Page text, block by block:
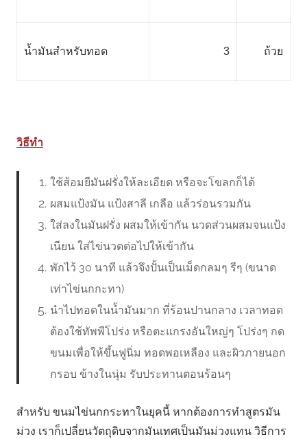
น้ำมันสำหรับทอด 3 ถ้วย
วิธีทำ
ใช้ส้อมยีมันฝรั่งให้ละเอียด หรือจะโขลกก็ได้
ผสมแป้งมัน แป้งสาลี เกลือ แล้วร่อนรวมกัน
ใส่ลงในมันฝรั่ง ผสมให้เข้ากัน นวดส่วนผสมจนแป้ง
เนียน ใส่ไข่นวดต่อไปให้เข้ากัน
พักไว้ 30 นาที แล้วจึงปั้นเป็นเม็ดกลมๆ รีๆ (ขนาด
เท่าไข่นกกะทา)
นำไปทอดในน้ำมันมาก ที่ร้อนปานกลาง เวลาทอด
ต้องใช้ทัพพีโปร่ง หรือตะแกรงอันใหญ่ๆ โปร่งๆ กด
ขนมเพื่อให้ขึ้นฟูนิ่ม ทอดพอเหลือง และผิวภายนอก
กรอบ ข้างในนุ่ม รับประทานตอนร้อนๆ
สำหรับ ขนมไข่นกกระทาในยุคนี้ หากต้องการทำสูตรมัน
ม่วง เราก็เปลี่ยนวัตถุดิบจากมันเทศเป็นมันม่วงแทน วิธีการ